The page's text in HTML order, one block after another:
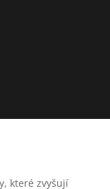
které zvyšují